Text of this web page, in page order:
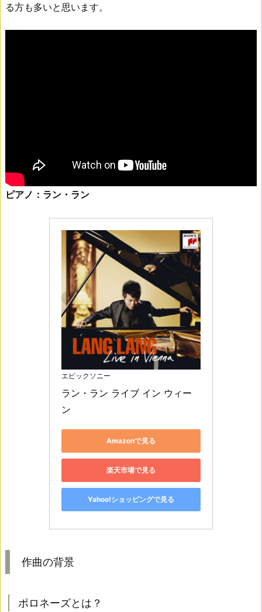
る方も多いと思います。
ピアノ：ラン・ラン
エピックソニー
ラン・ラン ライブ イン ウィー
ン
Amazonで見る
楽天市場で見る
Yahoo!ショッピングで見る
作曲の背景
ポロネーズとは？